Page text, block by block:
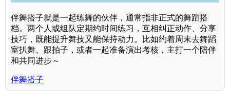
伴舞搭子就是一起练舞的伙伴，通常指非正式的舞蹈搭
档。两个人或组队定期约时间练习，互相纠正动作、分享
技巧，既能提升舞技又能保持动力。比如约着周末去舞蹈
室扒舞、跟拍子，或者一起准备演出考核，主打一个陪伴
和共同进步～
伴舞搭子